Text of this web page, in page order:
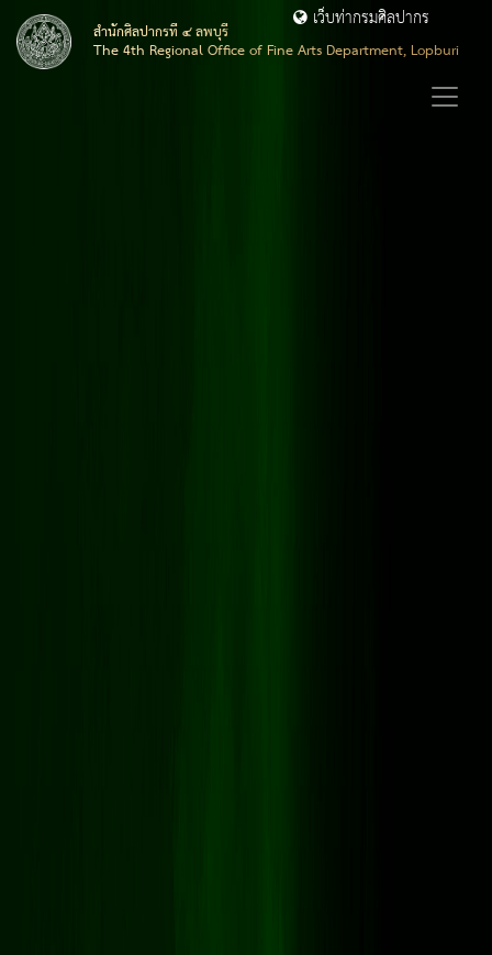
สำนักศิลปากรที่ ๔ ลพบุรี
The 4th Regional Office of Fine Arts Department, Lopburi
เว็บท่ากรมศิลปากร